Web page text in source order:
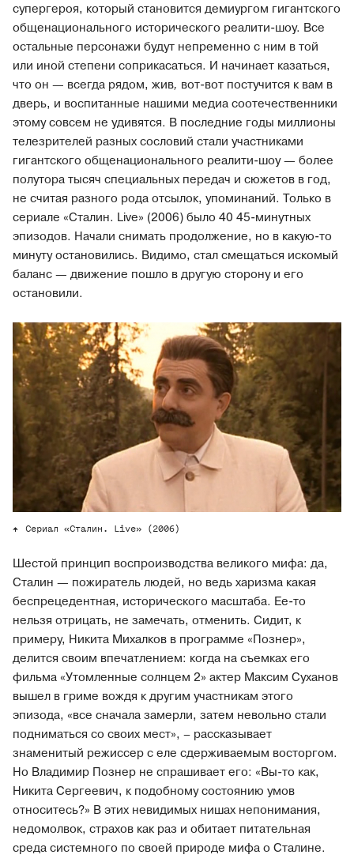
супергероя, который становится демиургом гигантского
общенационального исторического реалити-шоу. Все
остальные персонажи будут непременно с ним в той
или иной степени соприкасаться. И начинает казаться,
что он — всегда рядом, жив, вот-вот постучится к вам в
дверь, и воспитанные нашими медиа соотечественники
этому совсем не удивятся. В последние годы миллионы
телезрителей разных сословий стали участниками
гигантского общенационального реалити-шоу — более
полутора тысяч специальных передач и сюжетов в год,
не считая разного рода отсылок, упоминаний. Только в
сериале «Сталин. Live» (2006) было 40 45-минутных
эпизодов. Начали снимать продолжение, но в какую-то
минуту остановились. Видимо, стал смещаться искомый
баланс — движение пошло в другую сторону и его
остановили.
Сериал «Сталин. Live» (2006)
Шестой принцип воспроизводства великого мифа: да,
Сталин — пожиратель людей, но ведь харизма какая
беспрецедентная, исторического масштаба. Ее-то
нельзя отрицать, не замечать, отменить. Сидит, к
примеру, Никита Михалков в программе «Познер»,
делится своим впечатлением: когда на съемках его
фильма «Утомленные солнцем 2» актер Максим Суханов
вышел в гриме вождя к другим участникам этого
эпизода, «все сначала замерли, затем невольно стали
подниматься со своих мест», – рассказывает
знаменитый режиссер с еле сдерживаемым восторгом.
Но Владимир Познер не спрашивает его: «Вы-то как,
Никита Сергеевич, к подобному состоянию умов
относитесь?» В этих невидимых нишах непонимания,
недомолвок, страхов как раз и обитает питательная
среда системного по своей природе мифа о Сталине.